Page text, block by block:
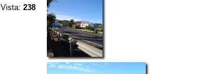
Vista:238